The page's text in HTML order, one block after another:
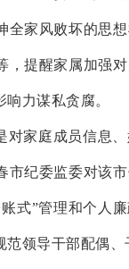
全家风败坏的思
，提醒家属加强
力谋私贪腐。
对家庭成员信息
市纪委监委对该
式”管理和个人
领导干部配偶